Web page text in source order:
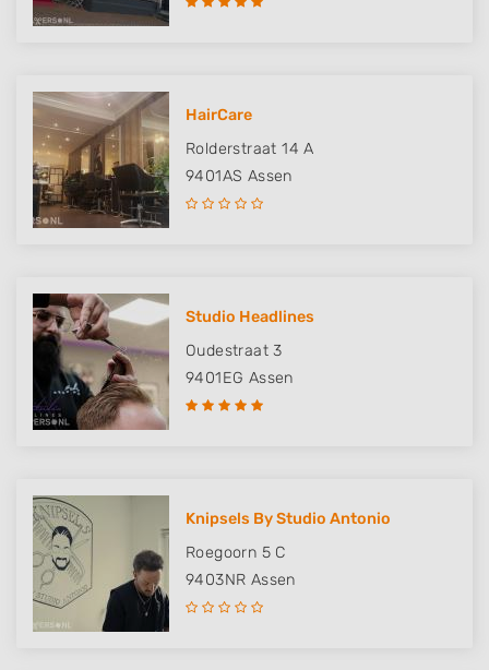
HairCare
Rolderstraat 14 A
9401AS Assen
Studio Headlines
Oudestraat 3
9401EG Assen
Knipsels By Studio Antonio
Roegoorn 5 C
9403NR Assen